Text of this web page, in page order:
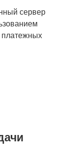
сервер
платежных